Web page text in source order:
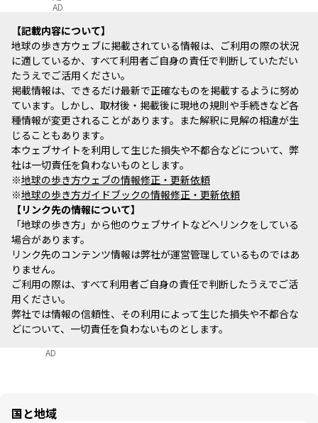
AD
記載内容について
地球の歩き方ウェブに掲載されている情報は、ご利用の際の状況
に適しているか、すべて利用者ご自身の責任で判断していただい
たうえでご活用ください。
掲載情報は、できるだけ最新で正確なものを掲載するように努め
ています。しかし、取材後・掲載後に現地の規則や手続きなど各
種情報が変更されることがあります。また解釈に見解の相違が生
じることもあります。
本ウェブサイトを利用して生じた損失や不都合などについて、弊
社は一切責任を負わないものとします。
※地球の歩き方ウェブの情報修正・更新依頼
※地球の歩き方ガイドブックの情報修正・更新依頼
リンク先の情報について
「地球の歩き方」から他のウェブサイトなどへリンクをしている
場合があります。
リンク先のコンテンツ情報は弊社が運営管理しているものではあ
りません。
ご利用の際は、すべて利用者ご自身の責任で判断したうえでご活
用ください。
弊社では情報の信頼性、その利用によって生じた損失や不都合な
どについて、一切責任を負わないものとします。
AD
国と地域